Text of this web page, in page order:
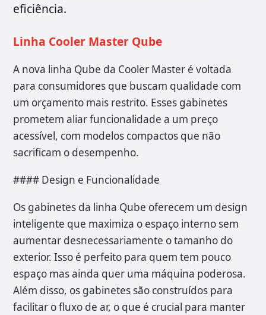
eficiência.
Linha Cooler Master Qube
A nova linha Qube da Cooler Master é voltada
para consumidores que buscam qualidade com
um orçamento mais restrito. Esses gabinetes
prometem aliar funcionalidade a um preço
acessível, com modelos compactos que não
sacrificam o desempenho.
#### Design e Funcionalidade
Os gabinetes da linha Qube oferecem um design
inteligente que maximiza o espaço interno sem
aumentar desnecessariamente o tamanho do
exterior. Isso é perfeito para quem tem pouco
espaço mas ainda quer uma máquina poderosa.
Além disso, os gabinetes são construídos para
facilitar o fluxo de ar, o que é crucial para manter